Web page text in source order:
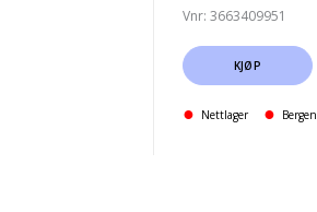
Vnr: 3663409951
KJØP
Nettlager Bergen